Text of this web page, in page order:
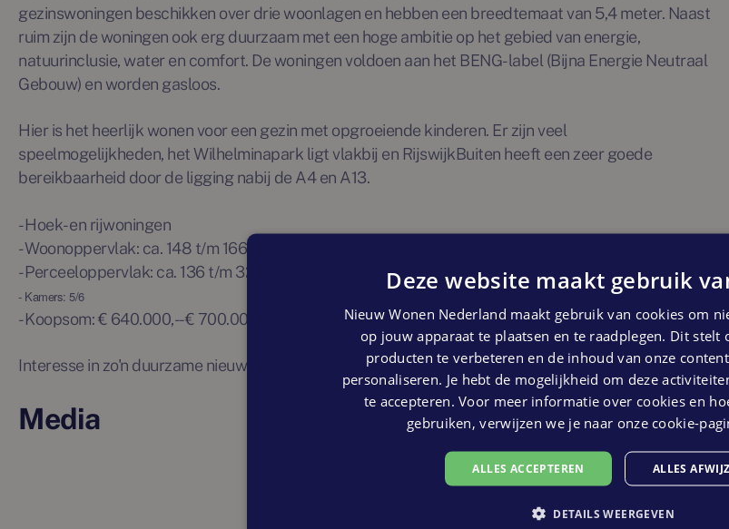
gezinswoningen beschikken over drie woonlagen en hebben een breedtemaat van 5,4 meter. Naast
ruim zijn de woningen ook erg duurzaam met een hoge ambitie op het gebied van energie,
natuurinclusie, water en comfort. De woningen voldoen aan het BENG-label (Bijna Energie Neutraal
Gebouw) en worden gasloos.
Hier is het heerlijk wonen voor een gezin met opgroeiende kinderen. Er zijn veel
speelmogelijkheden, het Wilhelminapark ligt vlakbij en RijswijkBuiten heeft een zeer goede
bereikbaarheid door de ligging nabij de A4 en A13.
- Hoek- en rijwoningen
- Woonoppervlak: ca. 148 t/m 166 m
- Perceeloppervlak: ca. 136 t/m 327 m
- Kamers: 5/6
- Koopsom: € 640.000,- - € 700.000,-
Interesse in zo'n duurzame nieuwbouwwoning? Neem contact met ons op!
Media
Deze website maakt gebruik
Nieuw Wonen Nederland maakt gebruik van cookies om
op jouw apparaat te plaatsen en te raadplegen. Dit stelt
producten te verbeteren en de inhoud van onze
personaliseren. Je hebt de mogelijkheid om deze
te accepteren. Voor meer informatie over cookies en
gebruiken, verwijzen we je naar onze cookie-
ALLES ACCEPTEREN ALLES
DETAILS WEERGEVEN